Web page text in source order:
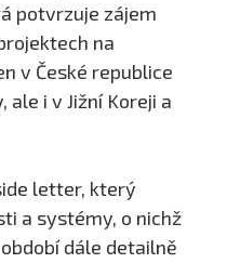
potvrzuje zájem
na
v České republice
ale i v Jižní Koreji a
letter, který
a systémy, o nichž
dále detailně